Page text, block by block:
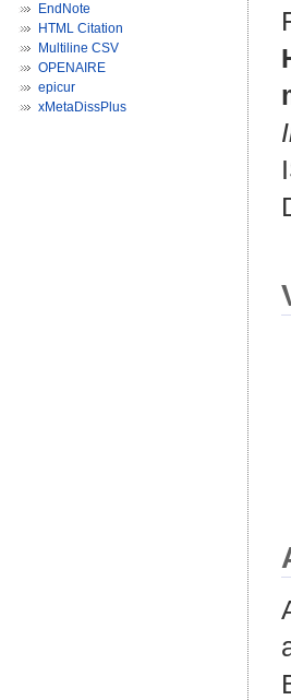
EndNote
HTML Citation
Multiline CSV
OPENAIRE
epicur
xMetaDissPlus